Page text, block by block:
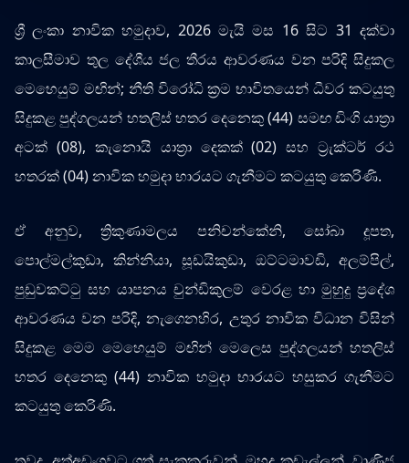
ශ්‍රී ලංකා නාවික හමුදාව, 2026 මැයි මස 16 සිට 31 දක්වා
කාලසීමාව තුල දේශීය ජල තීරය ආවරණය වන පරිදි සිදුකල
මෙහෙයුම් මඟින්; නීති විරෝධි ක්‍රම භාවිතයෙන් ධීවර කටයුතු
සිදුකළ පුද්ගලයන් හතලිස් හතර දෙනෙකු (44) සමඟ ඩිංගි යාත්‍රා
අටක් (08), කැනොයි යාත්‍රා දෙකක් (02) සහ ට්‍රැක්ටර් රථ
හතරක් (04) නාවික හමුදා භාරයට ගැනීමට කටයුතු කෙරිණි.
ඒ අනුව, ත්‍රිකුණාමලය පනිචන්කේනි, සෝබා දූපත,
‍පොල්මල්කුඩා, කින්නියා, සූඩයිකුඩා, ඔට්ටමාවඩි, අලම්පිල්,
පුඩුවකට්ටු සහ යාපනය චුන්ඩිකුලම් වෙරළ හා මුහුදු ප්‍රදේශ
ආවරණය වන පරිදි, නැගෙනහිර, උතුර නාවික විධාන විසින්
සිදුකළ මෙම මෙහෙයුම් මඟින් මෙලෙස පුද්ගලයන් හතලිස්
හතර දෙනෙකු (44) නාවික හමුදා භාරයට හසුකර ගැනීමට
කටයුතු කෙරිණි.